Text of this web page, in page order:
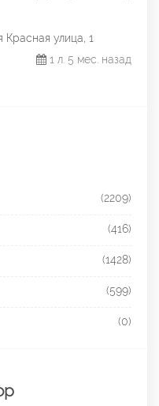
Красная улица, 1
1 л. 5 мес. назад
(2209)
(416)
(1428)
(599)
(0)